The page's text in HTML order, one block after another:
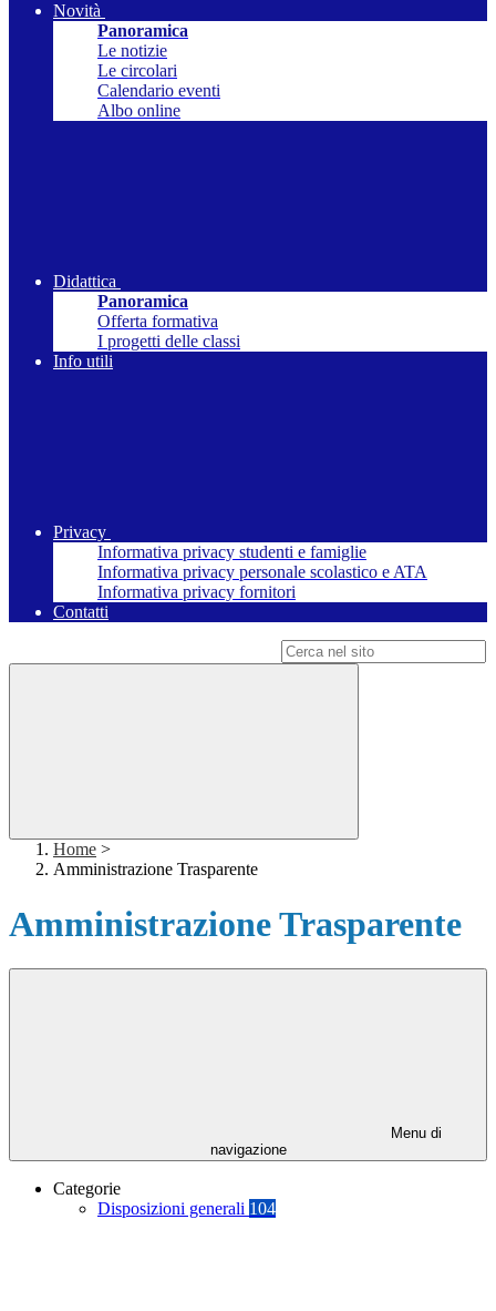
Novità
Panoramica
Le notizie
Le circolari
Calendario eventi
Albo online
Didattica
Panoramica
Offerta formativa
I progetti delle classi
Info utili
Privacy
Informativa privacy studenti e famiglie
Informativa privacy personale scolastico e ATA
Informativa privacy fornitori
Contatti
Home >
Amministrazione Trasparente
Amministrazione Trasparente
Menu di
navigazione
Categorie
Disposizioni generali 104